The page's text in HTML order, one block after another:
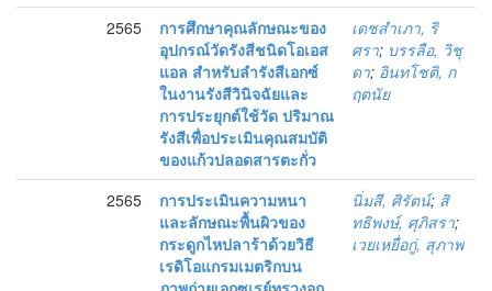
2565
การศึกษาคุณลักษณะของ
อุปกรณ์วัดรังสีชนิดโอเอส
แอล สำหรับลำรังสีเอกซ์
ในงานรังสีวินิจฉัยและ
การประยุกต์ใช้วัด ปริมาณ
รังสีเพื่อประเมินคุณสมบัติ
ของแก้วปลอดสารตะกั่ว
เดชสำเภา, ริ
ศรา; บรรลือ, วิชุ
ดา; อินทโชติ, ก
ฤตนัย
2565
การประเมินความหนา
และลักษณะพื้นผิวของ
กระดูกไหปลาร้าด้วยวิธี
เรดิโอแกรมเมตริกบน
นิ่มสี, ศิรัตน์; สิ
ทธิพงษ์, ศุภิสรา;
เวยเหยื่อกู่, สุภาพ